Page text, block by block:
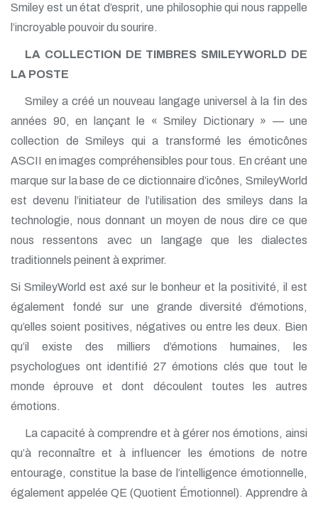
Smiley est un état d’esprit, une philosophie qui nous rappelle
l’incroyable pouvoir du sourire.
LA COLLECTION DE TIMBRES SMILEYWORLD DE
LA POSTE
Smiley a créé un nouveau langage universel à la fin des
années 90, en lançant le « Smiley Dictionary » — une
collection de Smileys qui a transformé les émoticônes
ASCII en images compréhensibles pour tous. En créant une
marque sur la base de ce dictionnaire d’icônes, SmileyWorld
est devenu l’initiateur de l’utilisation des smileys dans la
technologie, nous donnant un moyen de nous dire ce que
nous ressentons avec un langage que les dialectes
traditionnels peinent à exprimer.
Si SmileyWorld est axé sur le bonheur et la positivité, il est
également fondé sur une grande diversité d’émotions,
qu’elles soient positives, négatives ou entre les deux. Bien
qu’il existe des milliers d’émotions humaines, les
psychologues ont identifié 27 émotions clés que tout le
monde éprouve et dont découlent toutes les autres
émotions.
La capacité à comprendre et à gérer nos émotions, ainsi
qu’à reconnaître et à influencer les émotions de notre
entourage, constitue la base de l’intelligence émotionnelle,
également appelée QE (Quotient Émotionnel). Apprendre à